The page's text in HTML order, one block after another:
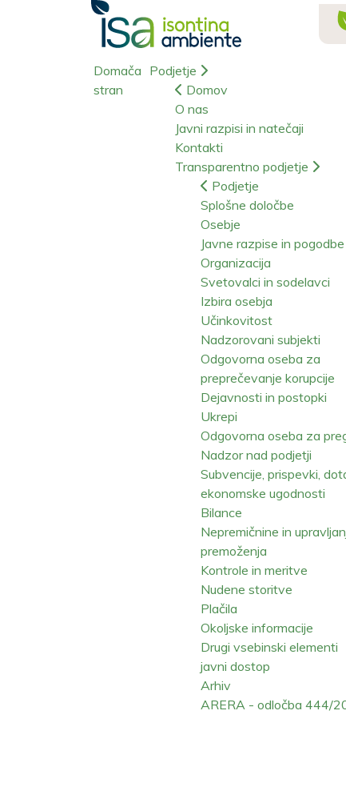
Domača
stran
Podjetje
Domov
O nas
Javni razpisi in natečaji
Kontakti
Transparentno podjetje
Podjetje
Splošne določbe
Osebje
Javne razpise in pogodbe
Organizacija
Svetovalci in sodelavci
Izbira osebja
Učinkovitost
Nadzorovani subjekti
Odgovorna oseba za
preprečevanje korupcije
Dejavnosti in postopki
Ukrepi
Odgovorna oseba za
Nadzor nad podjetji
Subvencije, prispevki,
ekonomske ugodnosti
Bilance
Nepremičnine in
premoženja
Kontrole in meritve
Nudene storitve
Plačila
Okoljske informacije
Drugi vsebinski elementi
javni dostop
Arhiv
ARERA - odločba 444/